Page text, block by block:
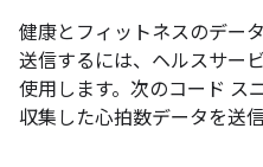
健康とフィットネスのデー
送信するには、ヘルスサー
使用します。次のコード ス
収集した心拍数データを送